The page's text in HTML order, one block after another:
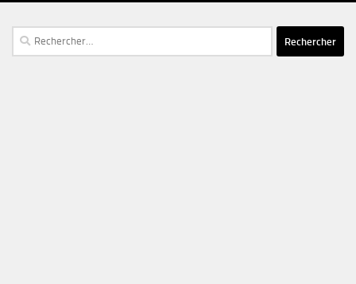
Rechercher :